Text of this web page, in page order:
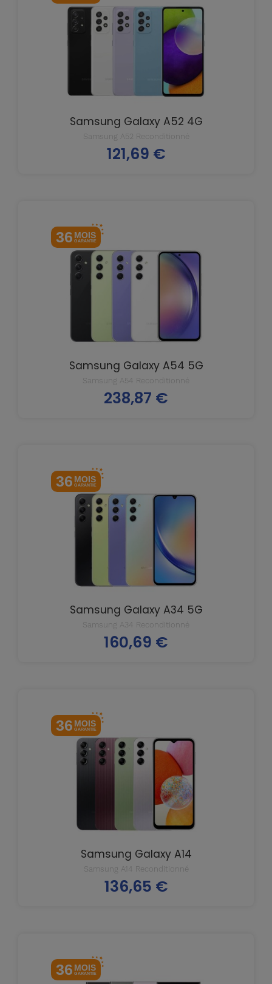
Samsung Galaxy A52 4G
Samsung A52 Reconditionné
Prix
121,69 €
36 MOIS
GARANTIE
Samsung Galaxy A54 5G
Samsung A54 Reconditionné
Prix
238,87 €
36 MOIS
GARANTIE
Samsung Galaxy A34 5G
Samsung A34 Reconditionné
Prix
160,69 €
36 MOIS
GARANTIE
Samsung Galaxy A14
Samsung A14 Reconditionné
Prix
136,65 €
36 MOIS
GARANTIE